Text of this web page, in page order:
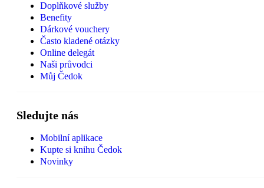
Doplňkové služby
Benefity
Dárkové vouchery
Často kladené otázky
Online delegát
Naši průvodci
Můj Čedok
Sledujte nás
Mobilní aplikace
Kupte si knihu Čedok
Novinky